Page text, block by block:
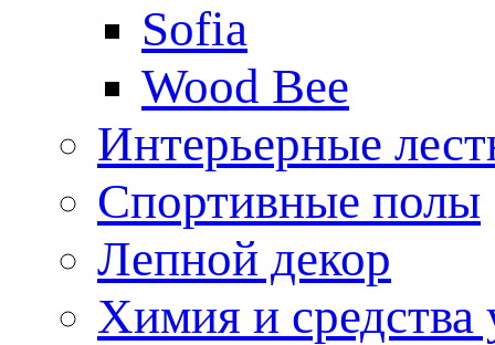
Sofia
Wood Bee
Интерьерные
Спортивные полы
Лепной декор
Химия и средства